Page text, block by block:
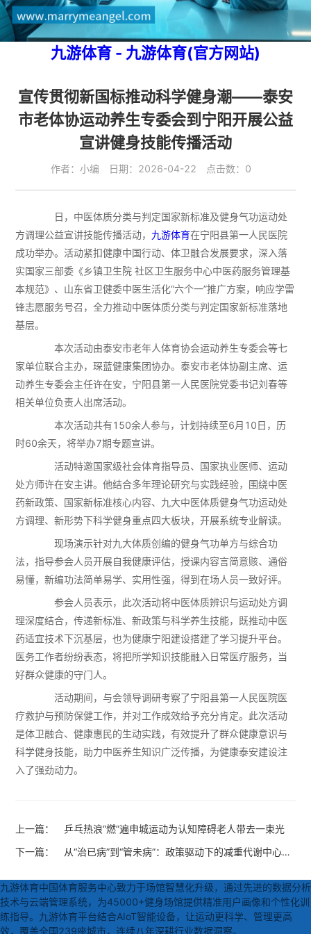
九游体育 - 九游体育(官方网站)
宣传贯彻新国标推动科学健身潮——泰安
市老体协运动养生专委会到宁阳开展公益
宣讲健身技能传播活动
作者：小编 日期：2026-04-22 点击数：0
日，中医体质分类与判定国家新标准及健身气功运动处
方调理公益宣讲技能传播活动， 九游体育在宁阳县第一人民医院
成功举办。活动紧扣健康中国行动、体卫融合发展要求，深入落
实国家三部委《乡镇卫生院 社区卫生服务中心中医药服务管理基
本规范》、山东省卫健委中医生活化“六个一”推广方案，响应学雷
锋志愿服务号召，全力推动中医体质分类与判定国家新标准落地
基层。
本次活动由泰安市老年人体育协会运动养生专委会等七
家单位联合主办，琛蓝健康集团协办。泰安市老体协副主席、运
动养生专委会主任许在安，宁阳县第一人民医院党委书记刘春等
相关单位负责人出席活动。
本次活动共有150余人参与，计划持续至6月10日，历
时60余天，将举办7期专题宣讲。
活动特邀国家级社会体育指导员、国家执业医师、运动
处方师许在安主讲。他结合多年理论研究与实践经验，围绕中医
药新政策、国家新标准核心内容、九大中医体质健身气功运动处
方调理、新形势下科学健身重点四大板块，开展系统专业解读。
现场演示针对九大体质创编的健身气功单方与综合功
法，指导参会人员开展自我健康评估，授课内容言简意赅、通俗
易懂，新编功法简单易学、实用性强，得到在场人员一致好评。
参会人员表示，此次活动将中医体质辨识与运动处方调
理深度结合，传递新标准、新政策与科学养生技能，既推动中医
药适宜技术下沉基层，也为健康宁阳建设搭建了学习提升平台。
医务工作者纷纷表态，将把所学知识技能融入日常医疗服务，当
好群众健康的守门人。
活动期间，与会领导调研考察了宁阳县第一人民医院医
疗救护与预防保健工作，并对工作成效给予充分肯定。此次活动
是体卫融合、健康惠民的生动实践，有效提升了群众健康意识与
科学健身技能，助力中医养生知识广泛传播，为健康泰安建设注
入了强劲动力。
上一篇：
乒乓热浪“燃”遍申城运动为认知障碍老人带去一束光
下一篇：
从“治已病”到“管未病”：政策驱动下的减重代谢中心建
九游体育中国体育服务中心致力于场馆智慧化升级，通过先进的数据分析
技术与云端管理系统，为45000+健身场馆提供精准用户画像和个性化训
练指导。九游体育平台结合AIoT智能设备，让运动更科学、管理更高
效，覆盖全国239座城市，连续八年深耕行业数据洞察。